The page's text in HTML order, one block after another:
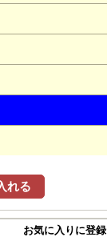
れる
お気に入りに登録